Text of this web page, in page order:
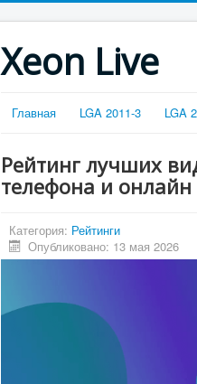
Xeon Live
Главная LGA 2011-3 LGA
Рейтинг лучших
телефона и онлайн
Категория: Рейтинги
Опубликовано: 13 мая 2026